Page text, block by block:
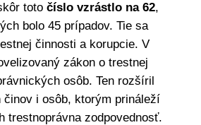
toto číslo vzrástlo na 62,
bolo 45 prípadov. Tie sa
činnosti a korupcie. V
zákon o trestnej
osôb. Ten rozšíril
činov i osôb, ktorým prináleží
trestnoprávna zodpovednosť.